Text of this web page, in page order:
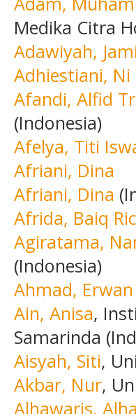
Medika Citra
Adawiyah,
Adhiestiani, Ni
Afandi, Alfid
(Indonesia)
Afelya, Titi
Afriani, Dina
Afriani, Dina
Afrida, Baiq
Agiratama,
(Indonesia)
Ahmad, Erwan
Ain, Anisa,
Samarinda
Aisyah, Siti,
Akbar, Nur,
Alhawaris,